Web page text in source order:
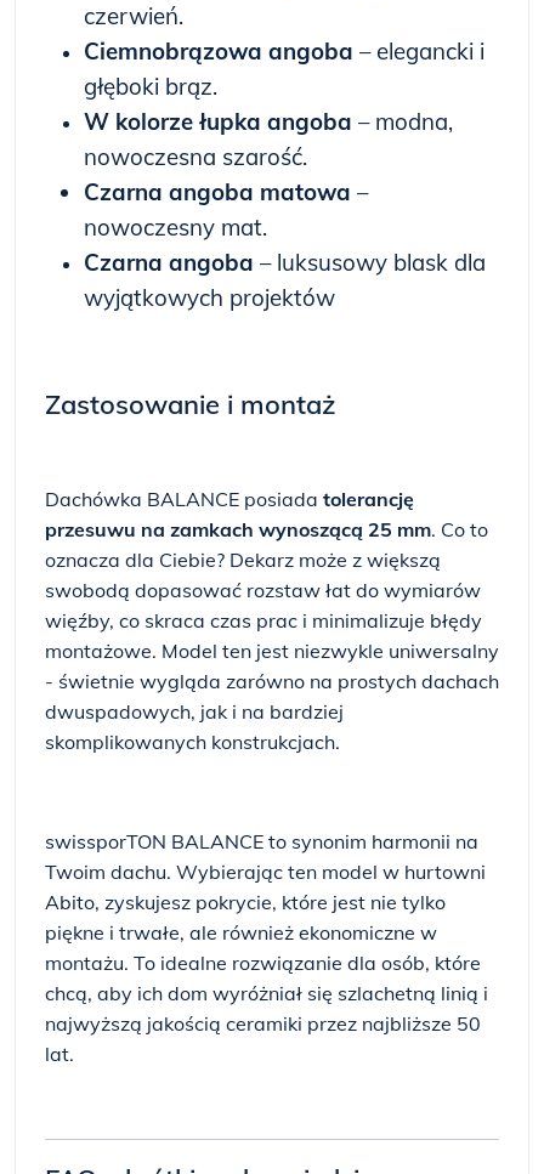
czerwień.
Ciemnobrązowa angoba – elegancki i
głęboki brąz.
W kolorze łupka angoba – modna,
nowoczesna szarość.
Czarna angoba matowa –
nowoczesny mat.
Czarna angoba – luksusowy blask dla
wyjątkowych projektów
Zastosowanie i montaż
Dachówka BALANCE posiada tolerancję
przesuwu na zamkach wynoszącą 25 mm. Co to
oznacza dla Ciebie? Dekarz może z większą
swobodą dopasować rozstaw łat do wymiarów
więźby, co skraca czas prac i minimalizuje błędy
montażowe. Model ten jest niezwykle uniwersalny
- świetnie wygląda zarówno na prostych dachach
dwuspadowych, jak i na bardziej
skomplikowanych konstrukcjach.
swissporTON BALANCE to synonim harmonii na
Twoim dachu. Wybierając ten model w hurtowni
Abito, zyskujesz pokrycie, które jest nie tylko
piękne i trwałe, ale również ekonomiczne w
montażu. To idealne rozwiązanie dla osób, które
chcą, aby ich dom wyróżniał się szlachetną linią i
najwyższą jakością ceramiki przez najbliższe 50
lat.